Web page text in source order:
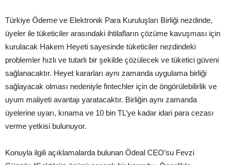
Türkiye Ödeme ve Elektronik Para Kuruluşları Birliği nezdinde,
üyeler ile tüketiciler arasındaki ihtilafların çözüme kavuşması için
kurulacak Hakem Heyeti sayesinde tüketiciler nezdindeki
problemler hızlı ve tutarlı bir şekilde çözülecek ve tüketici güveni
sağlanacaktır. Heyet kararları aynı zamanda uygulama birliği
sağlayacak olması nedeniyle fintechler için de öngörülebilirlik ve
uyum maliyeti avantajı yaratacaktır. Birliğin aynı zamanda
üyelerine uyarı, kınama ve 10 bin TL’ye kadar idari para cezası
verme yetkisi bulunuyor.
Konuyla ilgili açıklamalarda bulunan Ödeal CEO’su Fevzi